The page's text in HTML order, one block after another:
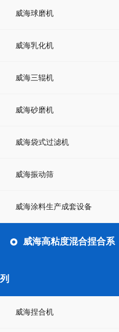
威海球磨机
威海乳化机
威海三辊机
威海砂磨机
威海袋式过滤机
威海振动筛
威海涂料生产成套设备
威海高粘度混合捏合系
列
威海捏合机